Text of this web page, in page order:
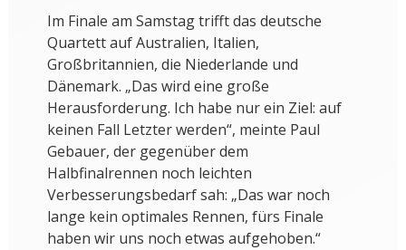
Im Finale am Samstag trifft das deutsche
Quartett auf Australien, Italien,
Großbritannien, die Niederlande und
Dänemark. „Das wird eine große
Herausforderung. Ich habe nur ein Ziel: auf
keinen Fall Letzter werden“, meinte Paul
Gebauer, der gegenüber dem
Halbfinalrennen noch leichten
Verbesserungsbedarf sah: „Das war noch
lange kein optimales Rennen, fürs Finale
haben wir uns noch etwas aufgehoben.“